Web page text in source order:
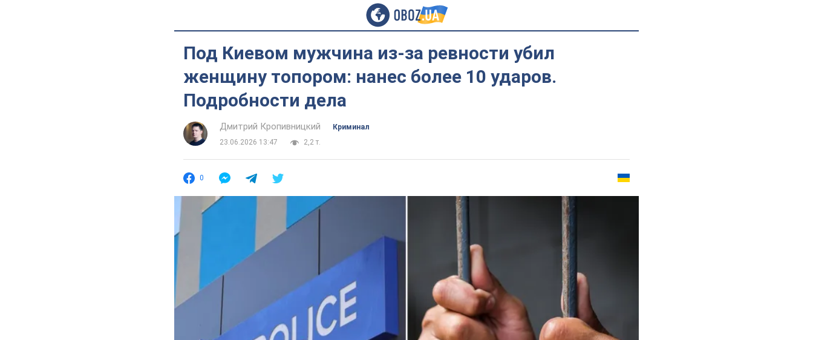
Под Киевом мужчина из-за ревности убил
женщину топором: нанес более 10 ударов.
Подробности дела
Дмитрий Кропивницкий
Криминал
23.06.2026 13:47
2,2 т.
0